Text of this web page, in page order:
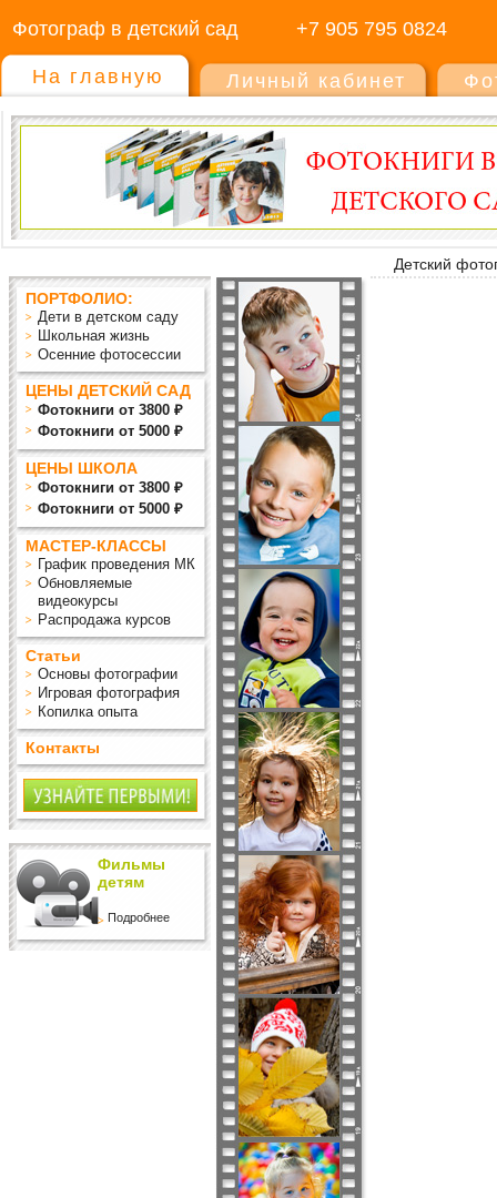
Фотограф в детский сад +7 905 795 0824
На главную Личный кабинет
Детский
ПОРТФОЛИО:
Дети в детском саду
Школьная жизнь
Осенние фотосессии
ЦЕНЫ ДЕТСКИЙ САД
Фотокниги от 3800 ₽
Фотокниги от 5000 ₽
ЦЕНЫ ШКОЛА
Фотокниги от 3800 ₽
Фотокниги от 5000 ₽
МАСТЕР-КЛАССЫ
График проведения МК
Обновляемые
видеокурсы
Распродажа курсов
Статьи
Основы фотографии
Игровая фотография
Копилка опыта
Контакты
Фильмы
детям
Подробнее